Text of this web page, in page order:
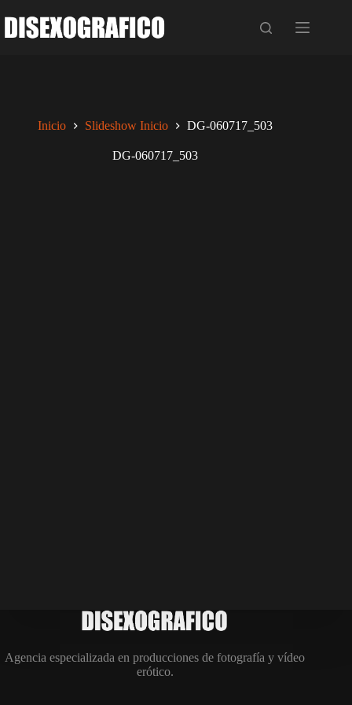
al
contenido
Inicio Slideshow Inicio DG-060717_503
DG-060717_503
Agencia especializada en producciones de fotografía y vídeo
erótico.